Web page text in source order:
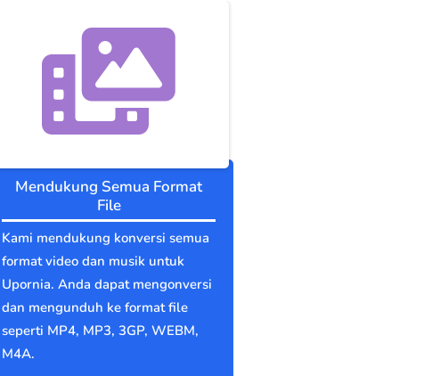
Mendukung Semua Format
File
Kami mendukung konversi semua
format video dan musik untuk
Upornia. Anda dapat mengonversi
dan mengunduh ke format file
seperti MP4, MP3, 3GP, WEBM,
M4A.